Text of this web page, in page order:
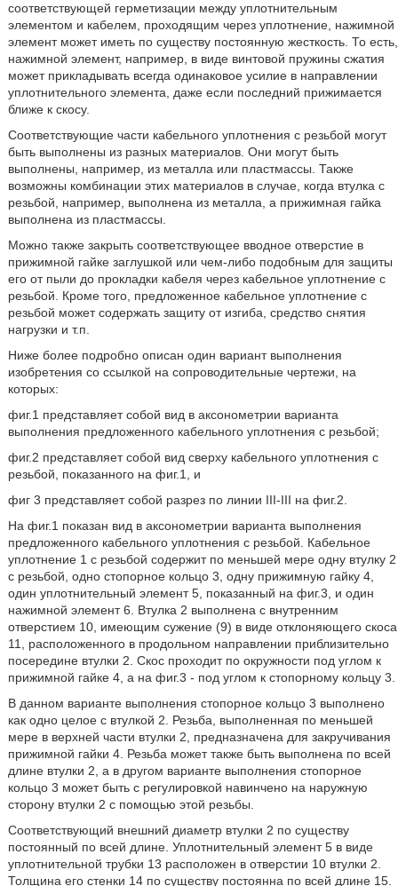
соответствующей герметизации между уплотнительным
элементом и кабелем, проходящим через уплотнение, нажимной
элемент может иметь по существу постоянную жесткость. То есть,
нажимной элемент, например, в виде винтовой пружины сжатия
может прикладывать всегда одинаковое усилие в направлении
уплотнительного элемента, даже если последний прижимается
ближе к скосу.
Соответствующие части кабельного уплотнения с резьбой могут
быть выполнены из разных материалов. Они могут быть
выполнены, например, из металла или пластмассы. Также
возможны комбинации этих материалов в случае, когда втулка с
резьбой, например, выполнена из металла, а прижимная гайка
выполнена из пластмассы.
Можно также закрыть соответствующее вводное отверстие в
прижимной гайке заглушкой или чем-либо подобным для защиты
его от пыли до прокладки кабеля через кабельное уплотнение с
резьбой. Кроме того, предложенное кабельное уплотнение с
резьбой может содержать защиту от изгиба, средство снятия
нагрузки и т.п.
Ниже более подробно описан один вариант выполнения
изобретения со ссылкой на сопроводительные чертежи, на
которых:
фиг.1 представляет собой вид в аксонометрии варианта
выполнения предложенного кабельного уплотнения с резьбой;
фиг.2 представляет собой вид сверху кабельного уплотнения с
резьбой, показанного на фиг.1, и
фиг 3 представляет собой разрез по линии III-III на фиг.2.
На фиг.1 показан вид в аксонометрии варианта выполнения
предложенного кабельного уплотнения с резьбой. Кабельное
уплотнение 1 с резьбой содержит по меньшей мере одну втулку 2
с резьбой, одно стопорное кольцо 3, одну прижимную гайку 4,
один уплотнительный элемент 5, показанный на фиг.3, и один
нажимной элемент 6. Втулка 2 выполнена с внутренним
отверстием 10, имеющим сужение (9) в виде отклоняющего скоса
11, расположенного в продольном направлении приблизительно
посередине втулки 2. Скос проходит по окружности под углом к
прижимной гайке 4, а на фиг.3 - под углом к стопорному кольцу 3.
В данном варианте выполнения стопорное кольцо 3 выполнено
как одно целое с втулкой 2. Резьба, выполненная по меньшей
мере в верхней части втулки 2, предназначена для закручивания
прижимной гайки 4. Резьба может также быть выполнена по всей
длине втулки 2, а в другом варианте выполнения стопорное
кольцо 3 может быть с регулировкой навинчено на наружную
сторону втулки 2 с помощью этой резьбы.
Соответствующий внешний диаметр втулки 2 по существу
постоянный по всей длине. Уплотнительный элемент 5 в виде
уплотнительной трубки 13 расположен в отверстии 10 втулки 2.
Толщина его стенки 14 по существу постоянна по всей длине 15.